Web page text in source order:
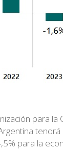
para
para la